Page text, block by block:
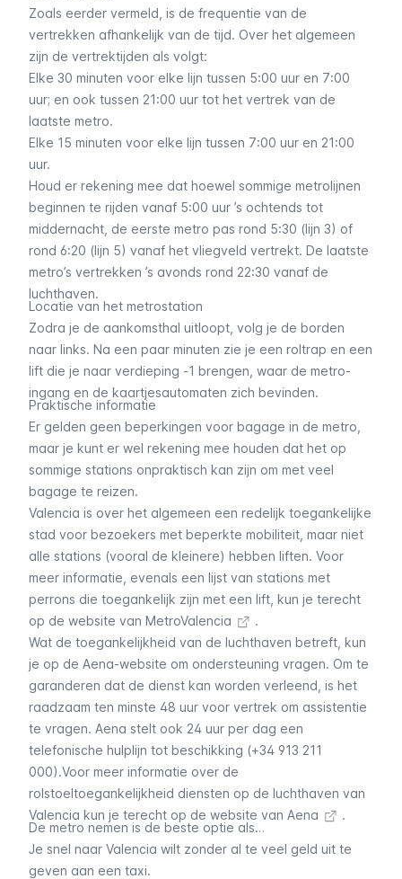
Zoals eerder vermeld, is de frequentie van de
vertrekken afhankelijk van de tijd. Over het algemeen
zijn de vertrektijden als volgt:
Elke 30 minuten voor elke lijn tussen 5:00 uur en 7:00
uur; en ook tussen 21:00 uur tot het vertrek van de
laatste metro.
Elke 15 minuten voor elke lijn tussen 7:00 uur en 21:00
uur.
Houd er rekening mee dat hoewel sommige metrolijnen
beginnen te rijden vanaf 5:00 uur ’s ochtends tot
middernacht, de eerste metro pas rond 5:30 (lijn 3) of
rond 6:20 (lijn 5) vanaf het vliegveld vertrekt. De laatste
metro’s vertrekken ’s avonds rond 22:30 vanaf de
luchthaven.
Locatie van het metrostation
Zodra je de aankomsthal uitloopt, volg je de borden
naar links. Na een paar minuten zie je een roltrap en een
lift die je naar verdieping -1 brengen, waar de metro-
ingang en de kaartjesautomaten zich bevinden.
Praktische informatie
Er gelden geen beperkingen voor bagage in de metro,
maar je kunt er wel rekening mee houden dat het op
sommige stations onpraktisch kan zijn om met veel
bagage te reizen.
Valencia is over het algemeen een redelijk toegankelijke
stad voor bezoekers met beperkte mobiliteit, maar niet
alle stations (vooral de kleinere) hebben liften. Voor
meer informatie, evenals een lijst van stations met
perrons die toegankelijk zijn met een lift, kun je terecht
op de website van MetroValencia
.
Wat de toegankelijkheid van de luchthaven betreft, kun
je op de Aena-website om ondersteuning vragen. Om te
garanderen dat de dienst kan worden verleend, is het
raadzaam ten minste 48 uur voor vertrek om assistentie
te vragen. Aena stelt ook 24 uur per dag een
telefonische hulplijn tot beschikking (+34 913 211
000).Voor meer informatie over de
rolstoeltoegankelijkheid diensten op de luchthaven van
Valencia kun je terecht op de website van Aena
.
De metro nemen is de beste optie als…
Je snel naar Valencia wilt zonder al te veel geld uit te
geven aan een taxi.